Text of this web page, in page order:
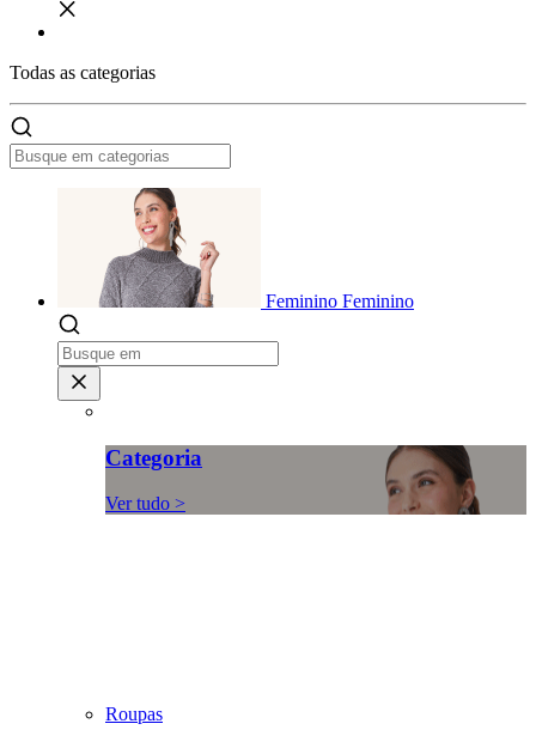
Todas as categorias
Feminino Feminino
Categoria
Ver tudo >
Roupas